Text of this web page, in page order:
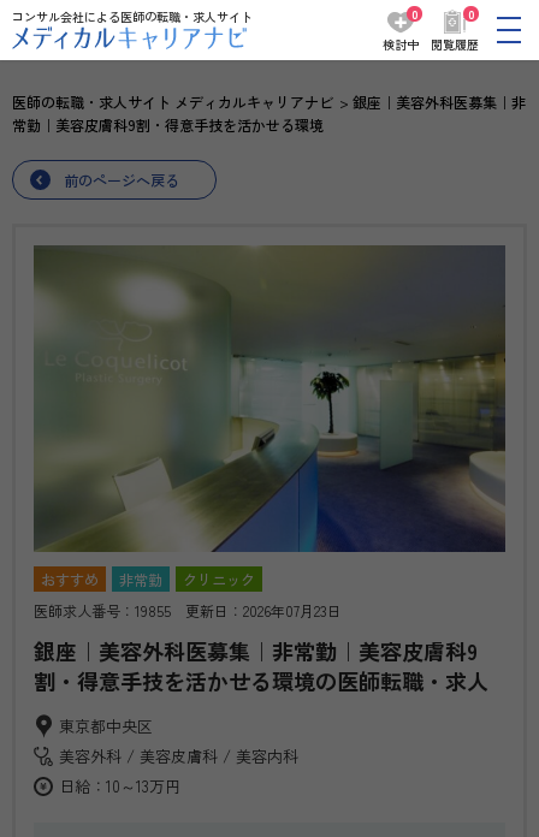
コンサル会社による医師の転職・求人サイト
0
検討中
0
閲覧履歴
医師の転職・求人サイト メディカルキャリアナビ
銀座｜美容外科医募集｜非
常勤｜美容皮膚科9割・得意手技を活かせる環境
前のページへ戻る
おすすめ 非常勤
クリニック
医師求人番号：19855 更新日：2026年07月23日
銀座｜美容外科医募集｜非常勤｜美容皮膚科9
割・得意手技を活かせる環境の医師転職・求人
東京都中央区
美容外科
美容皮膚科
美容内科
日給：10～13万円